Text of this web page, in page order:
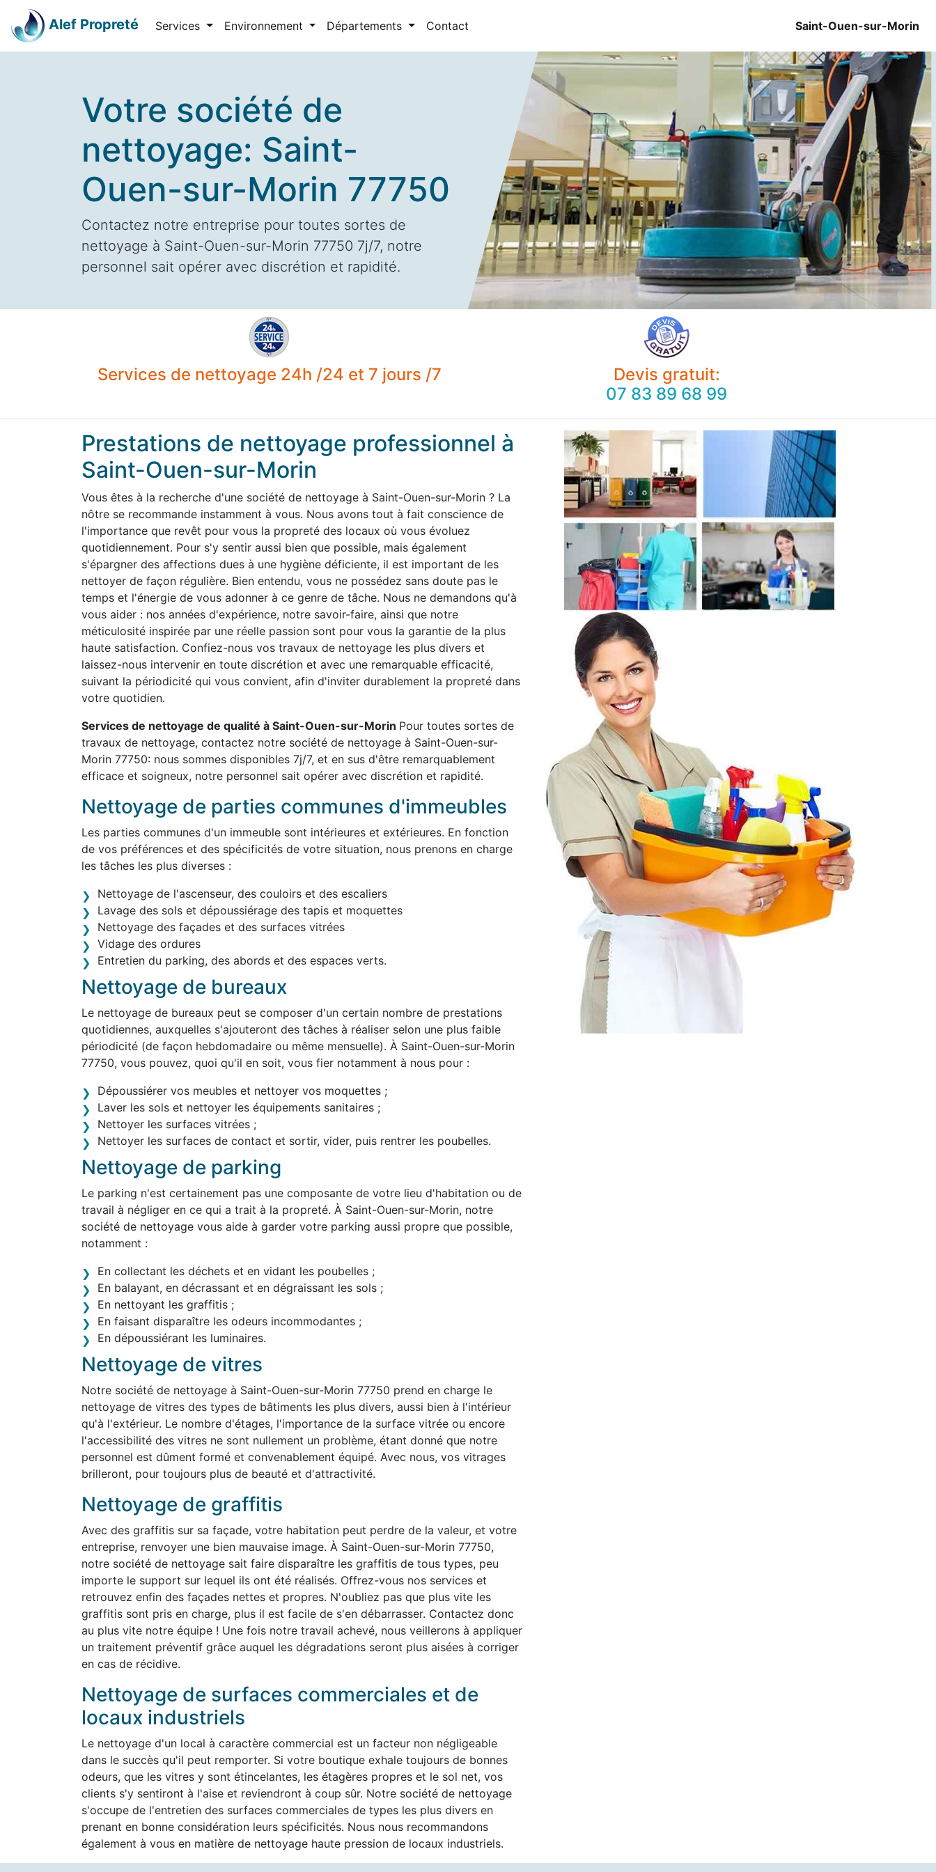
Alef Propreté Services Environnement Départements Contact Saint-Ouen-sur-Morin
Votre société de
nettoyage: Saint-
Ouen-sur-Morin 77750
Contactez notre entreprise pour toutes sortes de
nettoyage à Saint-Ouen-sur-Morin 77750 7j/7, notre
personnel sait opérer avec discrétion et rapidité.
Services de nettoyage 24h /24 et 7 jours /7
Devis gratuit:
07 83 89 68 99
Prestations de nettoyage professionnel à
Saint-Ouen-sur-Morin
Vous êtes à la recherche d'une société de nettoyage à Saint-Ouen-sur-Morin ? La
nôtre se recommande instamment à vous. Nous avons tout à fait conscience de
l'importance que revêt pour vous la propreté des locaux où vous évoluez
quotidiennement. Pour s'y sentir aussi bien que possible, mais également
s'épargner des affections dues à une hygiène déficiente, il est important de les
nettoyer de façon régulière. Bien entendu, vous ne possédez sans doute pas le
temps et l'énergie de vous adonner à ce genre de tâche. Nous ne demandons qu'à
vous aider : nos années d'expérience, notre savoir-faire, ainsi que notre
méticulosité inspirée par une réelle passion sont pour vous la garantie de la plus
haute satisfaction. Confiez-nous vos travaux de nettoyage les plus divers et
laissez-nous intervenir en toute discrétion et avec une remarquable efficacité,
suivant la périodicité qui vous convient, afin d'inviter durablement la propreté dans
votre quotidien.
Services de nettoyage de qualité à Saint-Ouen-sur-Morin Pour toutes sortes de
travaux de nettoyage, contactez notre société de nettoyage à Saint-Ouen-sur-
Morin 77750: nous sommes disponibles 7j/7, et en sus d'être remarquablement
efficace et soigneux, notre personnel sait opérer avec discrétion et rapidité.
Nettoyage de parties communes d'immeubles
Les parties communes d'un immeuble sont intérieures et extérieures. En fonction
de vos préférences et des spécificités de votre situation, nous prenons en charge
les tâches les plus diverses :
Nettoyage de l'ascenseur, des couloirs et des escaliers
Lavage des sols et dépoussiérage des tapis et moquettes
Nettoyage des façades et des surfaces vitrées
Vidage des ordures
Entretien du parking, des abords et des espaces verts.
Nettoyage de bureaux
Le nettoyage de bureaux peut se composer d'un certain nombre de prestations
quotidiennes, auxquelles s'ajouteront des tâches à réaliser selon une plus faible
périodicité (de façon hebdomadaire ou même mensuelle). À Saint-Ouen-sur-Morin
77750, vous pouvez, quoi qu'il en soit, vous fier notamment à nous pour :
Dépoussiérer vos meubles et nettoyer vos moquettes ;
Laver les sols et nettoyer les équipements sanitaires ;
Nettoyer les surfaces vitrées ;
Nettoyer les surfaces de contact et sortir, vider, puis rentrer les poubelles.
Nettoyage de parking
Le parking n'est certainement pas une composante de votre lieu d'habitation ou de
travail à négliger en ce qui a trait à la propreté. À Saint-Ouen-sur-Morin, notre
société de nettoyage vous aide à garder votre parking aussi propre que possible,
notamment :
En collectant les déchets et en vidant les poubelles ;
En balayant, en décrassant et en dégraissant les sols ;
En nettoyant les graffitis ;
En faisant disparaître les odeurs incommodantes ;
En dépoussiérant les luminaires.
Nettoyage de vitres
Notre société de nettoyage à Saint-Ouen-sur-Morin 77750 prend en charge le
nettoyage de vitres des types de bâtiments les plus divers, aussi bien à l'intérieur
qu'à l'extérieur. Le nombre d'étages, l'importance de la surface vitrée ou encore
l'accessibilité des vitres ne sont nullement un problème, étant donné que notre
personnel est dûment formé et convenablement équipé. Avec nous, vos vitrages
brilleront, pour toujours plus de beauté et d'attractivité.
Nettoyage de graffitis
Avec des graffitis sur sa façade, votre habitation peut perdre de la valeur, et votre
entreprise, renvoyer une bien mauvaise image. À Saint-Ouen-sur-Morin 77750,
notre société de nettoyage sait faire disparaître les graffitis de tous types, peu
importe le support sur lequel ils ont été réalisés. Offrez-vous nos services et
retrouvez enfin des façades nettes et propres. N'oubliez pas que plus vite les
graffitis sont pris en charge, plus il est facile de s'en débarrasser. Contactez donc
au plus vite notre équipe ! Une fois notre travail achevé, nous veillerons à appliquer
un traitement préventif grâce auquel les dégradations seront plus aisées à corriger
en cas de récidive.
Nettoyage de surfaces commerciales et de
locaux industriels
Le nettoyage d'un local à caractère commercial est un facteur non négligeable
dans le succès qu'il peut remporter. Si votre boutique exhale toujours de bonnes
odeurs, que les vitres y sont étincelantes, les étagères propres et le sol net, vos
clients s'y sentiront à l'aise et reviendront à coup sûr. Notre société de nettoyage
s'occupe de l'entretien des surfaces commerciales de types les plus divers en
prenant en bonne considération leurs spécificités. Nous nous recommandons
également à vous en matière de nettoyage haute pression de locaux industriels.